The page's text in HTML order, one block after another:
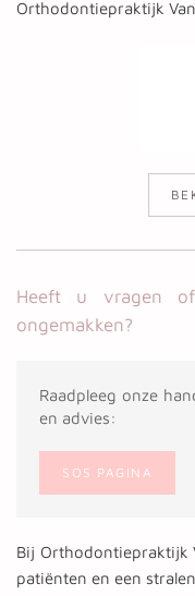
Orthodontiepraktijk
Heeft u vragen of
ongemakken?
Raadpleeg onze
en advies:
SOS PAGINA
Bij Orthodontiepraktijk
patiënten en een